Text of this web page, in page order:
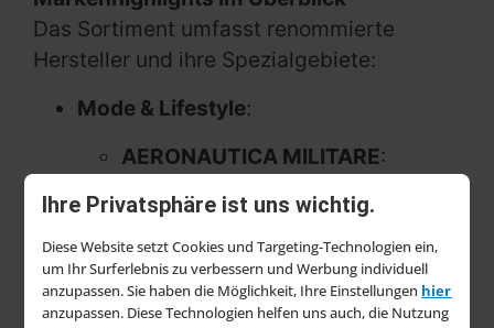
Ihre Privatsphäre ist uns wichtig.
Diese Website setzt Cookies und Targeting-Technologien ein,
um Ihr Surferlebnis zu verbessern und Werbung individuell
anzupassen. Sie haben die Möglichkeit, Ihre Einstellungen hier
anzupassen. Diese Technologien helfen uns auch, die Nutzung
Das Sortiment umfasst renommierte
Hersteller und ihre Spezialgebiete:
Mode & Lifestyle:
AERONAUTICA MILITARE:
Beauty-Produkte und Parfums.
BikkembergsundCavalli Class
Stilvolle Herrenunterwäsche, T-